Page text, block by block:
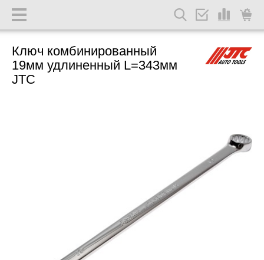
Ключ комбинированный
19мм удлиненный L=343мм
JTC